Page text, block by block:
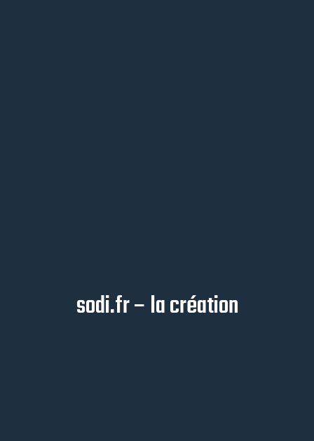
sodi.fr – la création